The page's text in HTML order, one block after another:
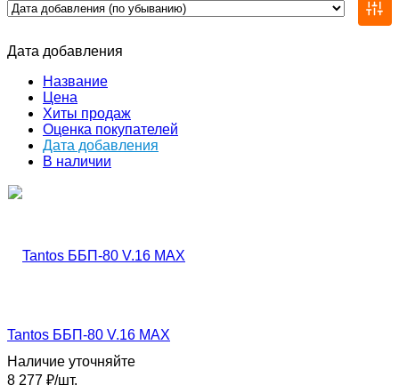
Дата добавления
Название
Цена
Хиты продаж
Оценка покупателей
Дата добавления
В наличии
Tantos ББП-80 V.16 MAX
Наличие уточняйте
8 277 ₽/шт.